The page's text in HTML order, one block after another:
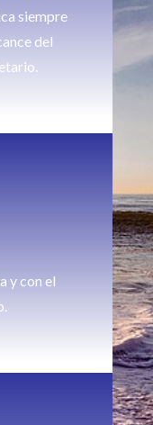
siempre
del
y con el